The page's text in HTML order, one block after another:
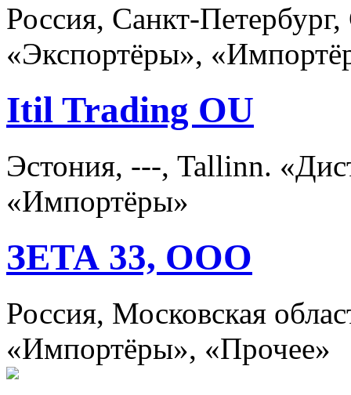
Россия, Санкт-
«Экспортёры»,
Itil Trading OU
Эстония, ---, Tallinn.
«Импортёры»
ЗЕТА 33, ООО
Россия, Московская
«Импортёры», «Прочее»